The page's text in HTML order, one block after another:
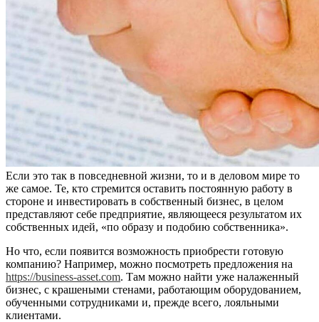
Если это так в повседневной жизни, то и в деловом мире то
же самое. Те, кто стремится оставить постоянную работу в
стороне и инвестировать в собственный бизнес, в целом
представляют себе предприятие, являющееся результатом их
собственных идей, «по образу и подобию собственника».
Но что, если появится возможность приобрести готовую
компанию? Например, можно посмотреть предложения на
https://business-asset.com. Там можно найти уже налаженный
бизнес, с крашеными стенами, работающим оборудованием,
обученными сотрудниками и, прежде всего, лояльными
клиентами.